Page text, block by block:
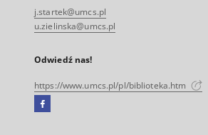
j.startek@umcs.pl
u.zielinska@umcs.pl
Odwiedź nas!
https://www.umcs.pl/pl/biblioteka.htm
Facebook